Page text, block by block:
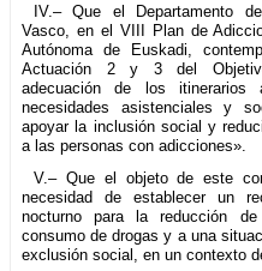
IV.– Que el Departamento
Vasco, en el VIII Plan de
Autónoma de Euskadi,
Actuación 2 y 3 del
adecuación de los
necesidades asistenciales y
apoyar la inclusión social y
a las personas con adicciones».
V.– Que el objeto de este
necesidad de establecer un
nocturno para la reducción
consumo de drogas y a una
exclusión social, en un contexto